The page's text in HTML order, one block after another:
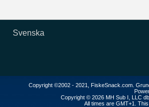
Svenska
Copyright ©2002 - 2021, FiskeSnack.com.
Copyright © 2026 MH Sub I, LLC
All times are GMT+1.